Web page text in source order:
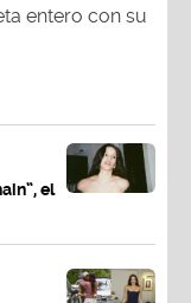
entero con su
el